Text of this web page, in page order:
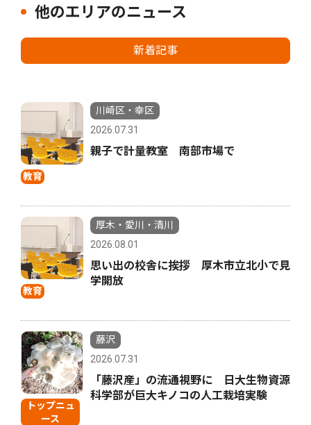
他のエリアのニュース
新着記事
教育
川崎区・幸区
2026.07.31
親子で計量教室 南部市場で
教育
厚木・愛川・清川
2026.08.01
思い出の校舎に挨拶 厚木市立北小で見
学開放
トップニュ
ース
藤沢
2026.07.31
「藤沢産」の流通視野に 日大生物資源
科学部が巨大キノコの人工栽培実験